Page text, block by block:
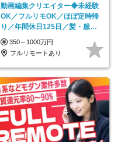
動画編集クリエイター◆未経験
OK／フルリモOK／ほぼ定時帰
り／年間休日125日／髪・服・
ネイル自由／副業OK
350～1000万円
フルリモートあり